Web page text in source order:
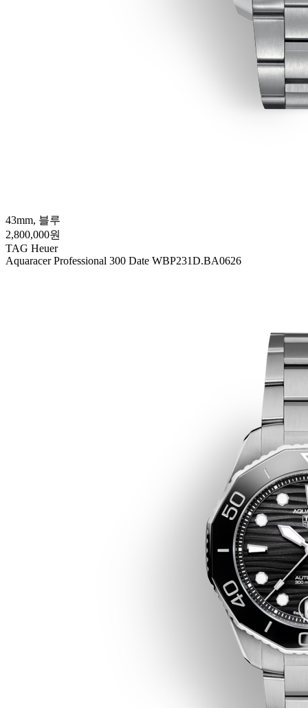
43mm, 블루
2,800,000원
TAG Heuer
Aquaracer Professional 300 Date WBP231D.BA0626